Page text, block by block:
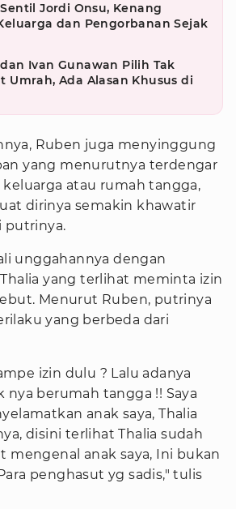
Jordi Onsu, Kenang
dan Pengorbanan Sejak
Ivan Gunawan Pilih Tak
Umrah, Ada Alasan Khusus di
Ruben juga menyinggung
yang menurutnya terdengar
keluarga atau rumah tangga,
dirinya semakin khawatir
putrinya.
unggahannya dengan
yang terlihat meminta izin
Menurut Ruben, putrinya
yang berbeda dari
izin dulu ? Lalu adanya
nya berumah tangga !! Saya
anak saya, Thalia
disini terlihat Thalia sudah
mengenal anak saya, Ini bukan
penghasut yg sadis," tulis